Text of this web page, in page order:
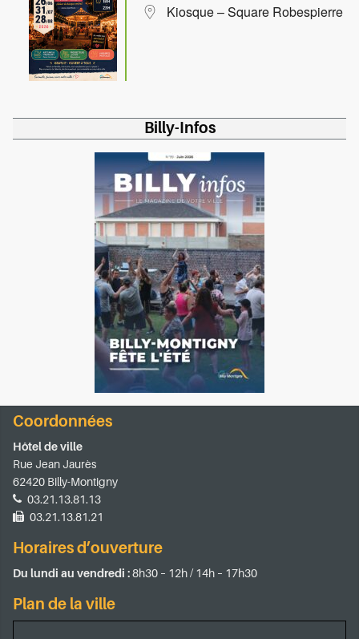
Kiosque – Square Robespierre
Billy-Infos
Coordonnées
Hôtel de ville
Rue Jean Jaurès
62420 Billy-Montigny
03.21.13.81.13
03.21.13.81.21
Horaires d’ouverture
Du lundi au vendredi :8h30 – 12h / 14h – 17h30
Plan de la ville